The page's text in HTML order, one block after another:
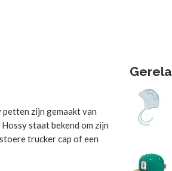
petten zijn gemaakt van
staat bekend om zijn
trucker cap of een